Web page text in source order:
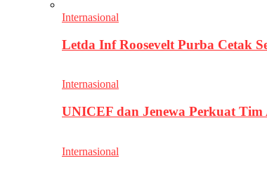
Internasional
Letda Inf Roosevelt Purba Cetak
Internasional
UNICEF dan Jenewa Perkuat
Internasional